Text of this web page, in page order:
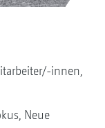
innen,
Neue